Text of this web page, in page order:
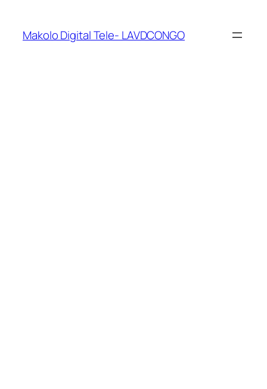
Makolo Digital Tele- LAVDCONGO